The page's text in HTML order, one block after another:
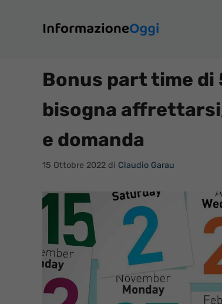
contenuto
Bonus part time
bisogna
e domanda
15 Ottobre 2022 di Claudio Garau